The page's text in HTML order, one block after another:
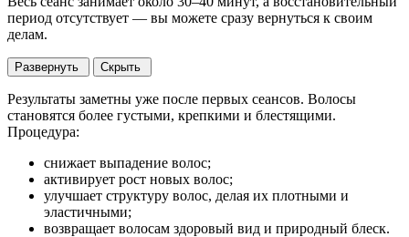
период отсутствует — вы можете сразу вернуться к своим
делам.
Развернуть Скрыть
Результаты заметны уже после первых сеансов. Волосы
становятся более густыми, крепкими и блестящими.
Процедура:
снижает выпадение волос;
активирует рост новых волос;
улучшает структуру волос, делая их плотными и
эластичными;
возвращает волосам здоровый вид и природный блеск.